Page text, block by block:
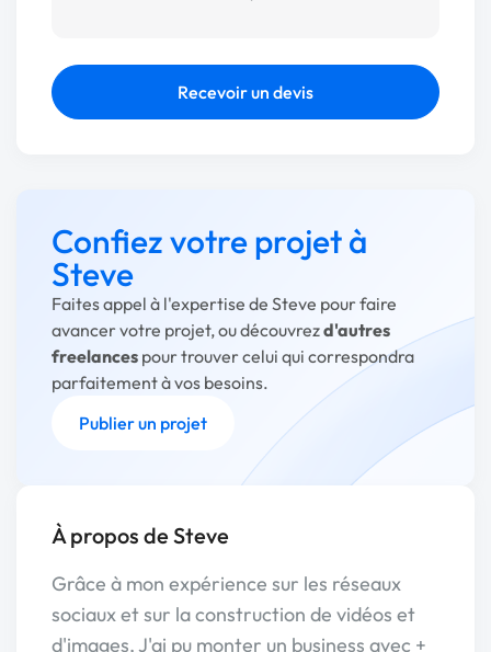
Recevoir un devis
Confiez votre projet à
Steve
Faites appel à l'expertise de Steve pour faire
avancer votre projet, ou découvrezd'autres
freelances pour trouver celui qui correspondra
parfaitement à vos besoins.
Publier un projet
À propos de Steve
Grâce à mon expérience sur les réseaux
sociaux et sur la construction de vidéos et
d'images, J'ai pu monter un business avec +